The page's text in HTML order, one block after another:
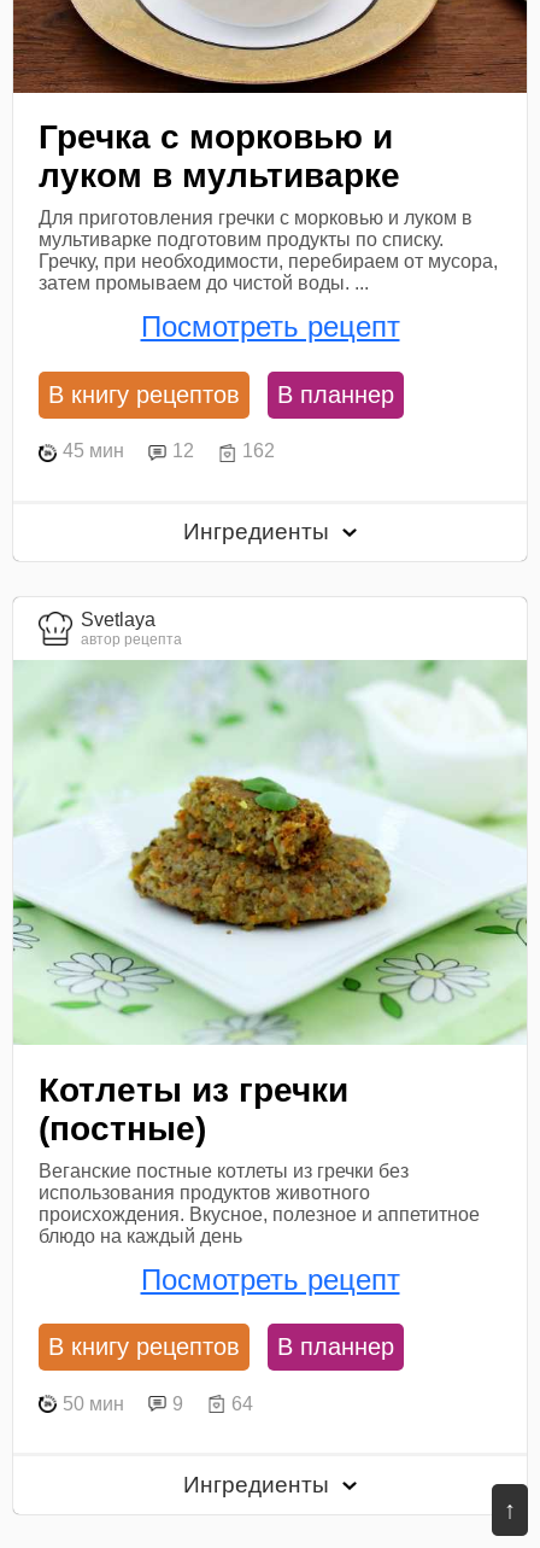
↑
Гречка с морковью и
луком в мультиварке
Для приготовления гречки с морковью и луком в
мультиварке подготовим продукты по списку.
Гречку, при необходимости, перебираем от мусора,
затем промываем до чистой воды. ...
Посмотреть рецепт
В книгу рецептов В планнер
45 мин 12 162
Ингредиенты
Svetlaya
автор рецепта
Котлеты из гречки
(постные)
Веганские постные котлеты из гречки без
использования продуктов животного
происхождения. Вкусное, полезное и аппетитное
блюдо на каждый день
Посмотреть рецепт
В книгу рецептов В планнер
50 мин 9 64
Ингредиенты